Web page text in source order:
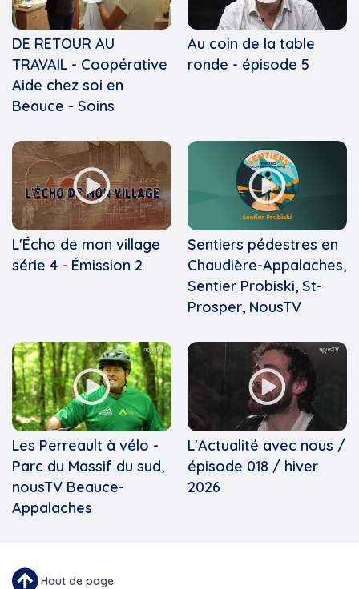
DE RETOUR AU
TRAVAIL - Coopérative
Aide chez soi en
Beauce - Soins
Au coin de la table
ronde - épisode 5
L'Écho de mon village
série 4 - Émission 2
Sentiers pédestres en
Chaudière-Appalaches,
Sentier Probiski, St-
Prosper, NousTV
Les Perreault à vélo -
Parc du Massif du sud,
nousTV Beauce-
Appalaches
L'Actualité avec nous /
épisode 018 / hiver
2026
Haut de page